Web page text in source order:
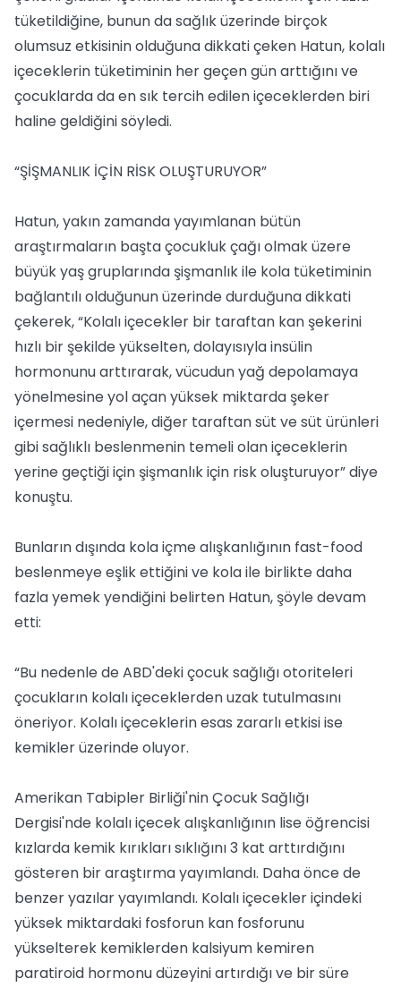
tüketildiğine, bunun da sağlık üzerinde birçok
olumsuz etkisinin olduğuna dikkati çeken Hatun, kolalı
içeceklerin tüketiminin her geçen gün arttığını ve
çocuklarda da en sık tercih edilen içeceklerden biri
haline geldiğini söyledi.
“ŞİŞMANLIK İÇİN RİSK OLUŞTURUYOR”
Hatun, yakın zamanda yayımlanan bütün
araştırmaların başta çocukluk çağı olmak üzere
büyük yaş gruplarında şişmanlık ile kola tüketiminin
bağlantılı olduğunun üzerinde durduğuna dikkati
çekerek, “Kolalı içecekler bir taraftan kan şekerini
hızlı bir şekilde yükselten, dolayısıyla insülin
hormonunu arttırarak, vücudun yağ depolamaya
yönelmesine yol açan yüksek miktarda şeker
içermesi nedeniyle, diğer taraftan süt ve süt ürünleri
gibi sağlıklı beslenmenin temeli olan içeceklerin
yerine geçtiği için şişmanlık için risk oluşturuyor” diye
konuştu.
Bunların dışında kola içme alışkanlığının fast-food
beslenmeye eşlik ettiğini ve kola ile birlikte daha
fazla yemek yendiğini belirten Hatun, şöyle devam
etti:
“Bu nedenle de ABD'deki çocuk sağlığı otoriteleri
çocukların kolalı içeceklerden uzak tutulmasını
öneriyor. Kolalı içeceklerin esas zararlı etkisi ise
kemikler üzerinde oluyor.
Amerikan Tabipler Birliği'nin Çocuk Sağlığı
Dergisi'nde kolalı içecek alışkanlığının lise öğrencisi
kızlarda kemik kırıkları sıklığını 3 kat arttırdığını
gösteren bir araştırma yayımlandı. Daha önce de
benzer yazılar yayımlandı. Kolalı içecekler içindeki
yüksek miktardaki fosforun kan fosforunu
yükselterek kemiklerden kalsiyum kemiren
paratiroid hormonu düzeyini artırdığı ve bir süre